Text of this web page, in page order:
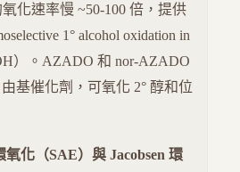
化速率慢 ~50-100 倍，提供
1° alcohol oxidation in
）。AZADO 和 nor-AZADO
基催化劑，可氧化 2° 醇和位
氧化（SAE）與 Jacobsen 環